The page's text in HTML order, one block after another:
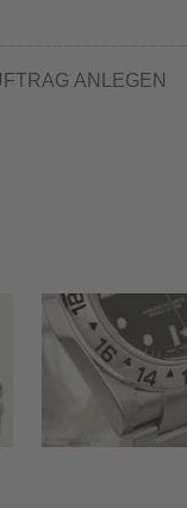
ANLEGEN